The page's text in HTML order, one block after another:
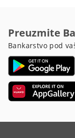
Preuzmite
Bankarstvo pod